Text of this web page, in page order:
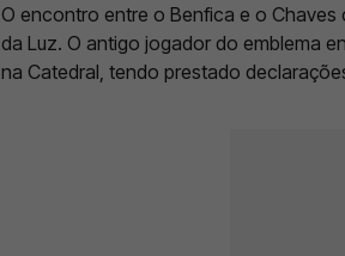
O encontro entre o Benfica e o
da Luz. O antigo jogador do emblema
na Catedral, tendo prestado